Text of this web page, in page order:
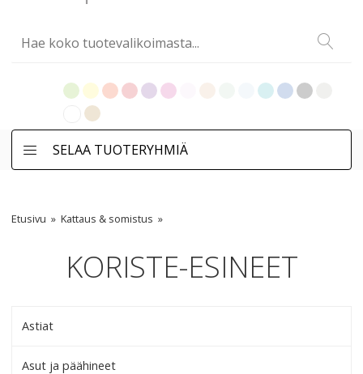
SELAA TUOTERYHMIÄ
Etusivu Kattaus & somistus
KORISTE-ESINEET
Astiat
Asut ja päähineet